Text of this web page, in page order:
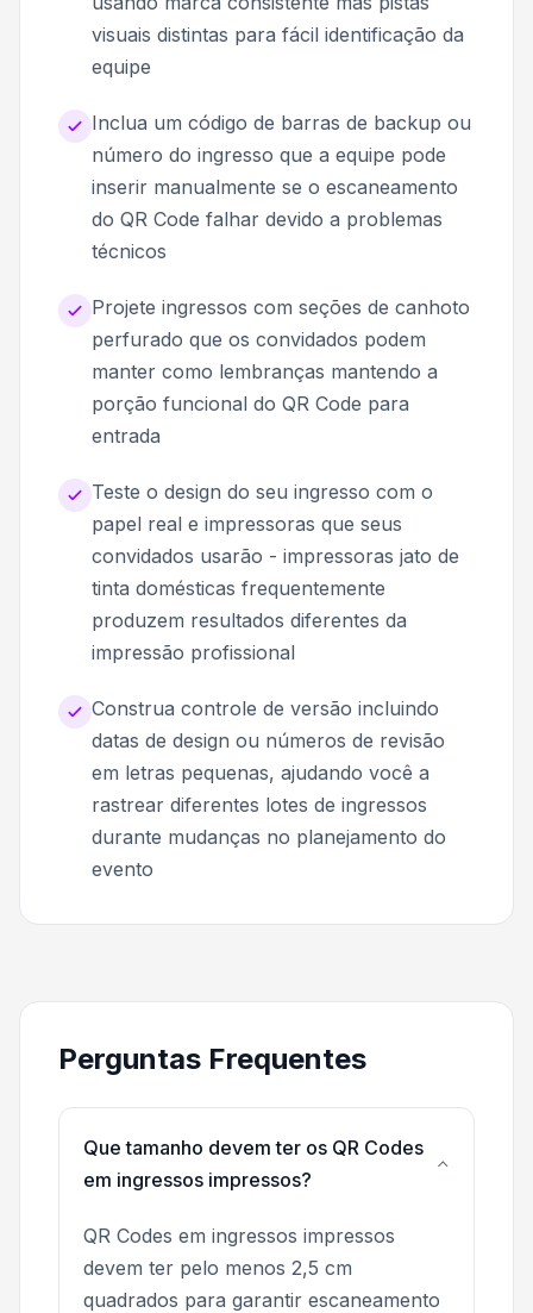
visuais distintas para fácil identificação da
equipe
Inclua um código de barras de backup ou
número do ingresso que a equipe pode
inserir manualmente se o escaneamento
do QR Code falhar devido a problemas
técnicos
Projete ingressos com seções de canhoto
perfurado que os convidados podem
manter como lembranças mantendo a
porção funcional do QR Code para
entrada
Teste o design do seu ingresso com o
papel real e impressoras que seus
convidados usarão - impressoras jato de
tinta domésticas frequentemente
produzem resultados diferentes da
impressão profissional
Construa controle de versão incluindo
datas de design ou números de revisão
em letras pequenas, ajudando você a
rastrear diferentes lotes de ingressos
durante mudanças no planejamento do
evento
Perguntas Frequentes
Que tamanho devem ter os QR Codes
em ingressos impressos?
QR Codes em ingressos impressos
devem ter pelo menos 2,5 cm
quadrados para garantir escaneamento